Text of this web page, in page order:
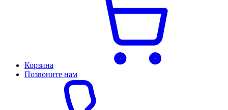
Корзина
Позвоните нам